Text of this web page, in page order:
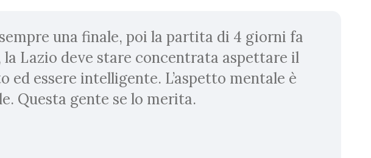
una finale, poi la partita di 4 giorni fa
Lazio deve stare concentrata aspettare il
ed essere intelligente. L’aspetto mentale è
Questa gente se lo merita.